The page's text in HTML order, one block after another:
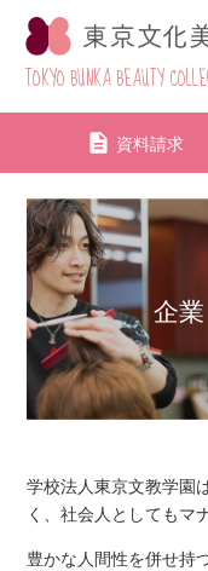
TOKYO BUNKA BEAUTY
資料請求
企
学校法人東京文教学園
く、社会人としてもマ
豊かな人間性を併せ持